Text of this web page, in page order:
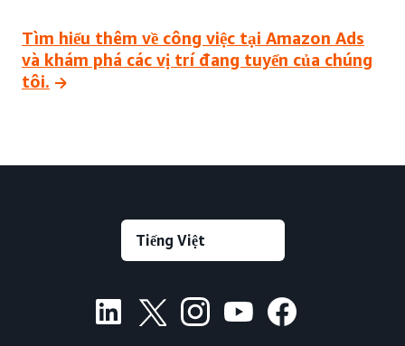
Tìm hiểu thêm về công việc tại Amazon Ads
và khám phá các vị trí đang tuyển của chúng
tôi.